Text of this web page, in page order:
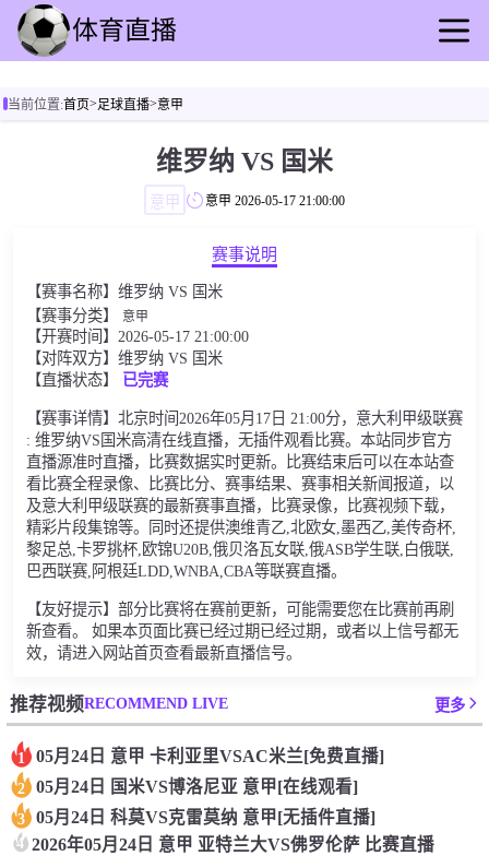
足球直播
全球联赛
当前位置:首页>足球直播>意甲
维罗纳 VS 国米
意甲 意甲 2026-05-17 21:00:00
赛事说明
【赛事名称】维罗纳 VS 国米
【赛事分类】
意甲
【开赛时间】2026-05-17 21:00:00
【对阵双方】维罗纳 VS 国米
【直播状态】
已完赛
【赛事详情】北京时间2026年05月17日 21:00分，意大利甲级联赛
: 维罗纳VS国米高清在线直播，无插件观看比赛。本站同步官方
直播源准时直播，比赛数据实时更新。比赛结束后可以在本站查
看比赛全程录像、比赛比分、赛事结果、赛事相关新闻报道，以
及意大利甲级联赛的最新赛事直播，比赛录像，比赛视频下载，
精彩片段集锦等。同时还提供澳维青乙,北欧女,墨西乙,美传奇杯,
黎足总,卡罗挑杯,欧锦U20B,俄贝洛瓦女联,俄ASB学生联,白俄联,
巴西联赛,阿根廷LDD,WNBA,CBA等联赛直播。
【友好提示】部分比赛将在赛前更新，可能需要您在比赛前再刷
新查看。 如果本页面比赛已经过期已经过期，或者以上信号都无
效，请进入网站首页查看最新直播信号。
推荐视频RECOMMEND LIVE 更多
1 05月24日 意甲 卡利亚里VSAC米兰[免费直播]
2 05月24日 国米VS博洛尼亚 意甲[在线观看]
3 05月24日 科莫VS克雷莫纳 意甲[无插件直播]
4 2026年05月24日 意甲 亚特兰大VS佛罗伦萨 比赛直播